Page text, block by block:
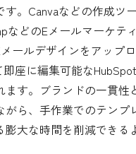
。Canvaなどの作成ツー
などのEメールマーケテ
ールデザインをアップ
即座に編集可能な
ます。ブランドの一貫性
がら、手作業でのテンプ
膨大な時間を削減できる